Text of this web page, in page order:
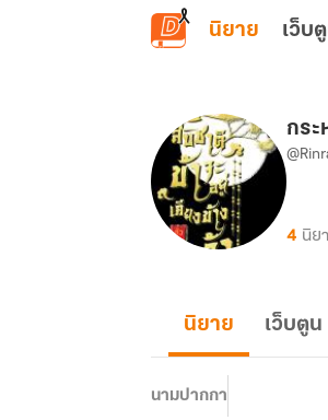
ข้ามไปยังเนื้อหาหลัก
นิยาย เว็บ
กร
4 นิย
นิยาย เว็บตูน
นามปากกา